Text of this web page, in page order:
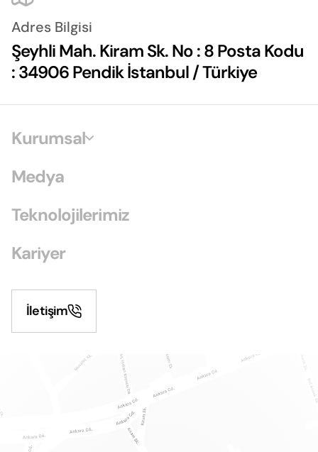
Adres Bilgisi
Şeyhli Mah. Kiram Sk. No : 8 Posta Kodu
: 34906 Pendik İstanbul / Türkiye
Kurumsal
Medya
Teknolojilerimiz
Kariyer
İletişim